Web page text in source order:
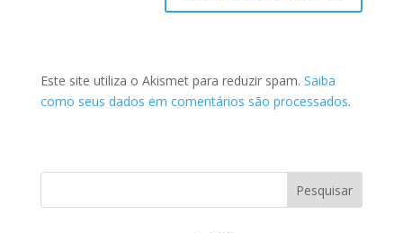
Este site utiliza o Akismet para reduzir spam. Saiba
como seus dados em comentários são processados.